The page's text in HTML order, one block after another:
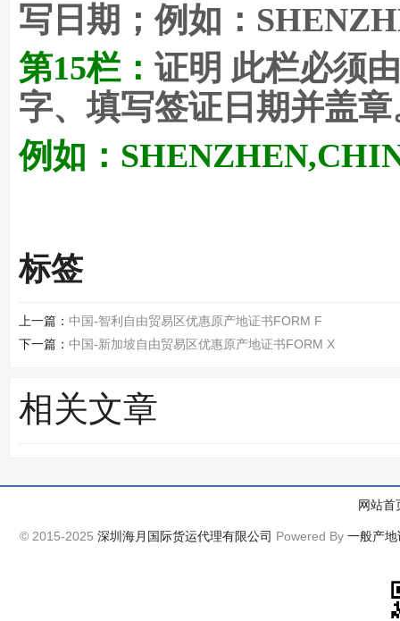
写日期；例如：
第15栏： 证明 此栏必须
字、填写签证日期并盖章
例如：
标签
上一篇： 中国-智利自由贸易区优惠原产地证书FORM F
下一篇： 中国-新加坡自由贸易区优惠原产地证书FORM X
相关文章
网站首
© 2015-2025深圳海月国际货运代理有限公司 Powered By一般产